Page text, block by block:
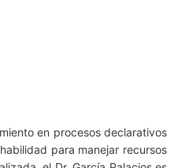
en procesos declarativos
para manejar recursos